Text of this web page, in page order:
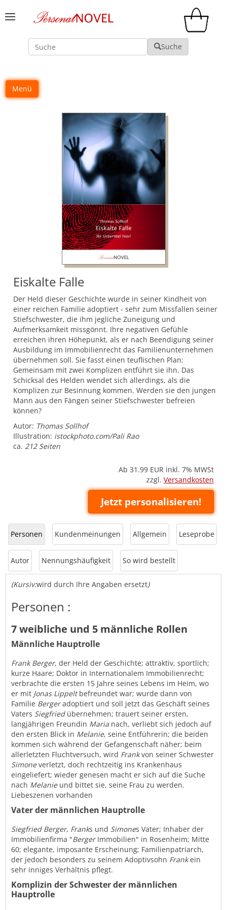
Suche Suche
Menü
Eiskalte Falle
Der Held dieser Geschichte wurde in seiner Kindheit von
einer reichen Familie adoptiert - sehr zum Missfallen seiner
Stiefschwester, die ihm jegliche Zuneigung und
Aufmerksamkeit missgönnt. Ihre negativen Gefühle
erreichen ihren Höhepunkt, als er nach Beendigung seiner
Ausbildung im Immobilienrecht das Familienunternehmen
übernehmen soll. Sie fasst einen teuflischen Plan:
Gemeinsam mit zwei Komplizen entführt sie ihn. Das
Schicksal des Helden wendet sich allerdings, als die
Komplizen zur Besinnung kommen. Werden sie den jungen
Mann aus den Fängen seiner Stiefschwester befreien
können?
Autor: Thomas Sollhof
Illustration: istockphoto.com/Pali Rao
ca.212 Seiten
Ab 31.99 EUR inkl. 7% MWSt
zzgl. Versandkosten
Jetzt personalisieren!
Personen Kundenmeinungen Allgemein Leseprobe
Autor Nennungshäufigkeit So wird bestellt
(Kursiv:wird durch Ihre Angaben ersetzt)
Personen :
7 weibliche und 5 männliche Rollen
Männliche Hauptrolle
Frank Berger, der Held der Geschichte; attraktiv, sportlich;
kurze Haare; Doktor in Internationalem Immobilienrecht;
verbrachte die ersten 15 Jahre seines Lebens im Heim, wo
er mit Jonas Lippeltbefreundet war; wurde dann von
Familie Bergeradoptiert und soll jetzt das Geschäft seines
Vaters Siegfriedübernehmen; trauert seiner ersten,
langjährigen Freundin Maria nach, verliebt sich jedoch auf
den ersten Blick in Melanie, seine Entführerin; die beiden
kommen sich während der Gefangenschaft näher; beim
allerletzten Fluchtversuch, wird Frankvon seiner Schwester
Simoneverletzt, doch rechtzeitig ins Krankenhaus
eingeliefert; wieder genesen macht er sich auf die Suche
nach Melanieund bittet sie, seine Frau zu werden.
Liebeszenen vorhanden
Vater der männlichen Hauptrolle
Siegfried Berger, Franks und Simones Vater; Inhaber der
Immobilienfirma "BergerImmobilien" in Rosenheim; Mitte
60; elegante, imposante Erscheinung; Familienpatriarch,
der jedoch besonders zu seinem Adoptivsohn Frankein
sehr inniges Verhältnis pflegt.
Komplizin der Schwester der männlichen
Hauptrolle